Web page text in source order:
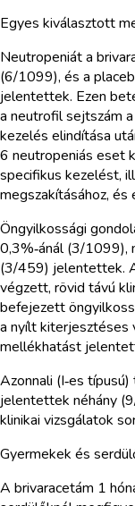
Egyes kiválasztott
Neutropeniát a
(6/1099), és a
jelentettek. Ezen
a neutrofil sejtszám
kezelés elindítása
6 neutropeniás eset
specifikus kezelést,
megszakításához,
Öngyilkossági
0,3%‑ánál (3/1099),
(3/459) jelentettek.
végzett, rövid távú
befejezett
a nyílt kiterjesztéses
mellékhatást
Azonnali (I‑es
jelentettek néhány
klinikai vizsgálatok
Gyermekek és
A brivaracetám 1